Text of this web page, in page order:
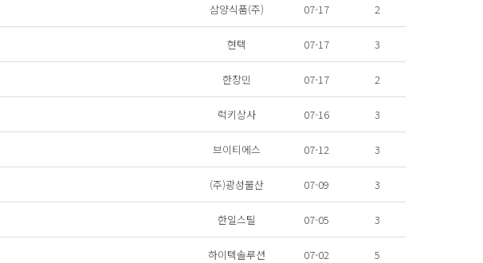
삼양식품(주) 07-17 2
현텍 07-17 3
한창민 07-17 2
럭키상사 07-16 3
브이티에스 07-12 3
(주)광성물산 07-09 3
한일스틸 07-05 3
하이텍솔루션 07-02 5